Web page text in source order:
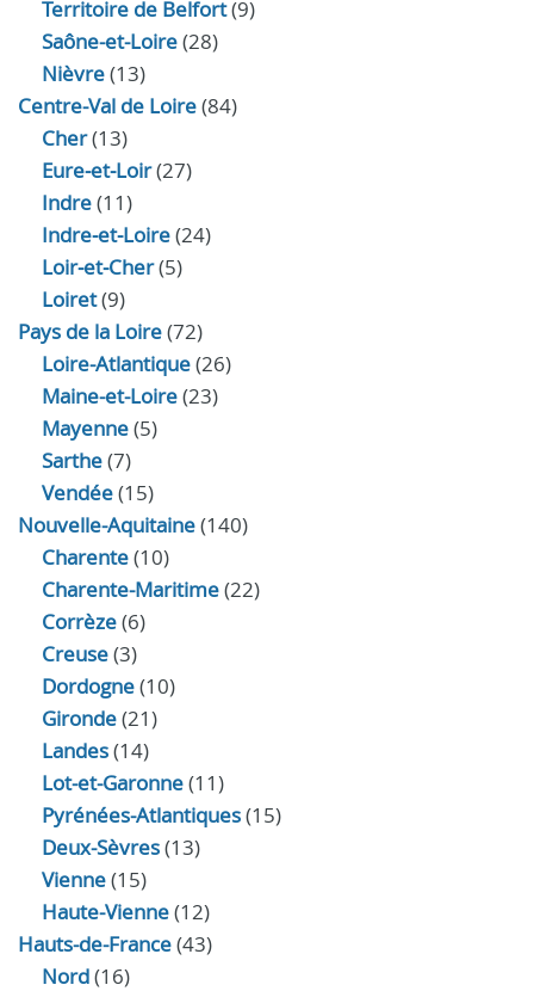
Territoire de Belfort(9)
Saône-et-Loire(28)
Nièvre(13)
Centre-Val de Loire(84)
Cher(13)
Eure‑et‑Loir(27)
Indre(11)
Indre‑et‑Loire(24)
Loir‑et‑Cher(5)
Loiret(9)
Pays de la Loire(72)
Loire-Atlantique(26)
Maine-et-Loire(23)
Mayenne(5)
Sarthe(7)
Vendée(15)
Nouvelle-Aquitaine(140)
Charente(10)
Charente-Maritime(22)
Corrèze(6)
Creuse(3)
Dordogne(10)
Gironde(21)
Landes(14)
Lot-et-Garonne(11)
Pyrénées-Atlantiques(15)
Deux-Sèvres(13)
Vienne(15)
Haute-Vienne(12)
Hauts-de-France(43)
Nord(16)